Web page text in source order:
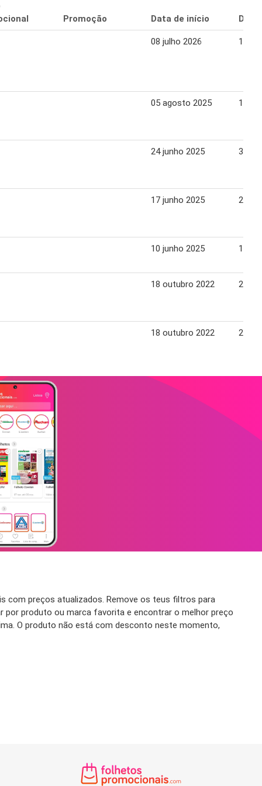
Promoção Data de início Data
08 julho 2026 13
05 agosto 2025 11
24 junho 2025 30
17 junho 2025 23
10 junho 2025 16
18 outubro 2022 24
18 outubro 2022 24
com preços atualizados. Remove os teus filtros para
produto ou marca favorita e encontrar o melhor preço
O produto não está com desconto neste momento,